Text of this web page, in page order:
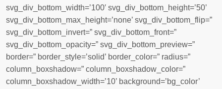
svg_div_bottom_width=’100′ svg_div_bottom_height=’50’
svg_div_bottom_max_height=’none’ svg_div_bottom_flip=”
svg_div_bottom_invert=” svg_div_bottom_front=”
svg_div_bottom_opacity=” svg_div_bottom_preview=”
border=” border_style=’solid’ border_color=” radius=”
column_boxshadow=” column_boxshadow_color=”
column_boxshadow_width=’10’ background=’bg_color’